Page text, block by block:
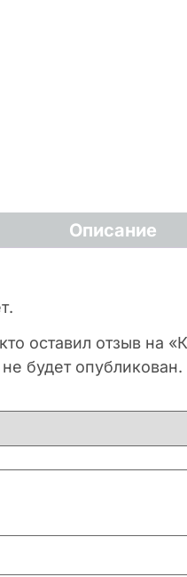
Описание
оставил отзыв на
будет опубликован.